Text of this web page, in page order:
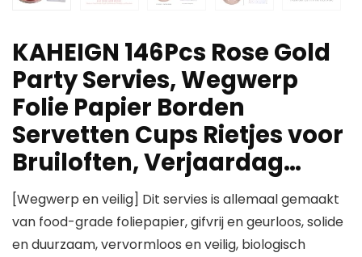
KAHEIGN 146Pcs Rose Gold
Party Servies, Wegwerp
Folie Papier Borden
Servetten Cups Rietjes voor
Bruiloften, Verjaardag…
[Wegwerp en veilig] Dit servies is allemaal gemaakt
van food-grade foliepapier, gifvrij en geurloos, solide
en duurzaam, vervormloos en veilig, biologisch